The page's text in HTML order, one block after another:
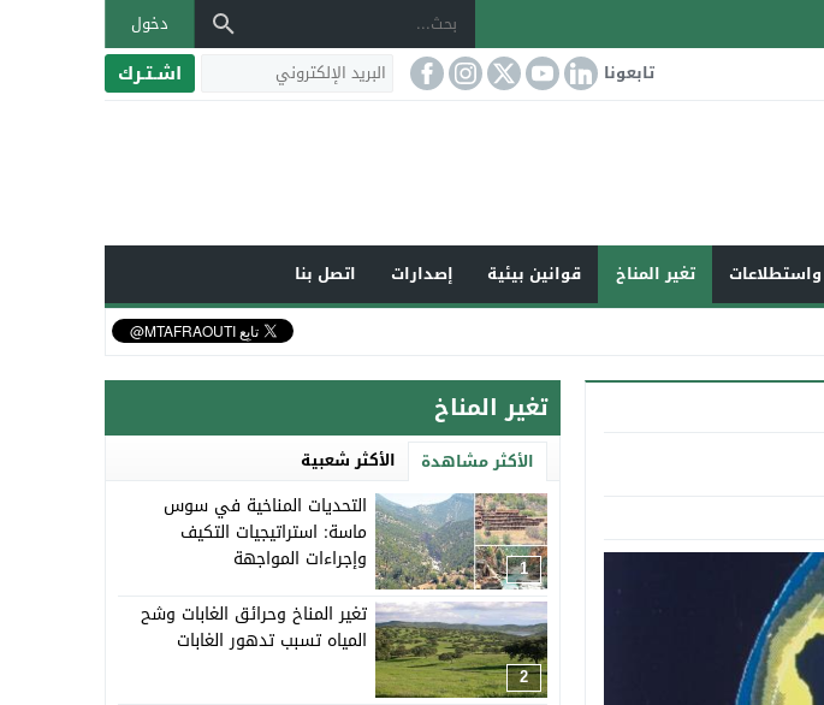
دخول
تابعونا اشـتـرك
تغير المناخ قوانين بيئية إصدارات
اتصل بنا
تغير المناخ
الأكثر مشاهدة الأكثر شعبية
1
التحديات المناخية في سوس
ماسة: استراتيجيات التكيف
وإجراءات المواجهة
2
تغير المناخ وحرائق الغابات وشح
المياه تسبب تدهور الغابات